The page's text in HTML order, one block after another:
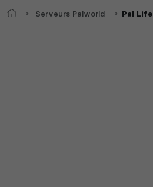
AccueilServeurs Palworld Pal Life